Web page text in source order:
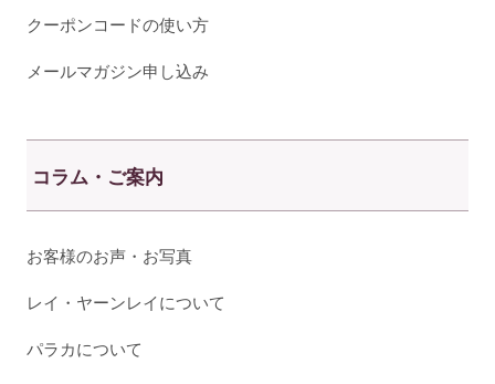
クーポンコードの使い方
メールマガジン申し込み
コラム・ご案内
お客様のお声・お写真
レイ・ヤーンレイについて
パラカについて